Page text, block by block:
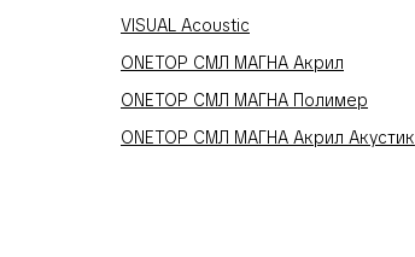
VISUAL Acoustic
ONETOP СМЛ МАГНА Акрил
ONETOP СМЛ МАГНА Полимер
ONETOP СМЛ МАГНА Акрил Акустик